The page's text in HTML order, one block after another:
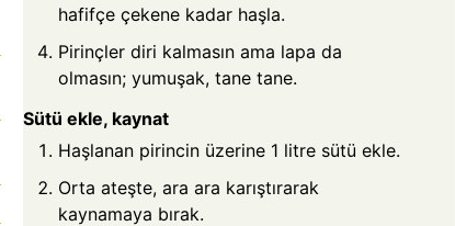
hafifçe çekene kadar haşla.
Pirinçler diri kalmasın ama lapa da
olmasın; yumuşak, tane tane.
Sütü ekle, kaynat
Haşlanan pirincin üzerine 1 litre sütü ekle.
Orta ateşte, ara ara karıştırarak
kaynamaya bırak.